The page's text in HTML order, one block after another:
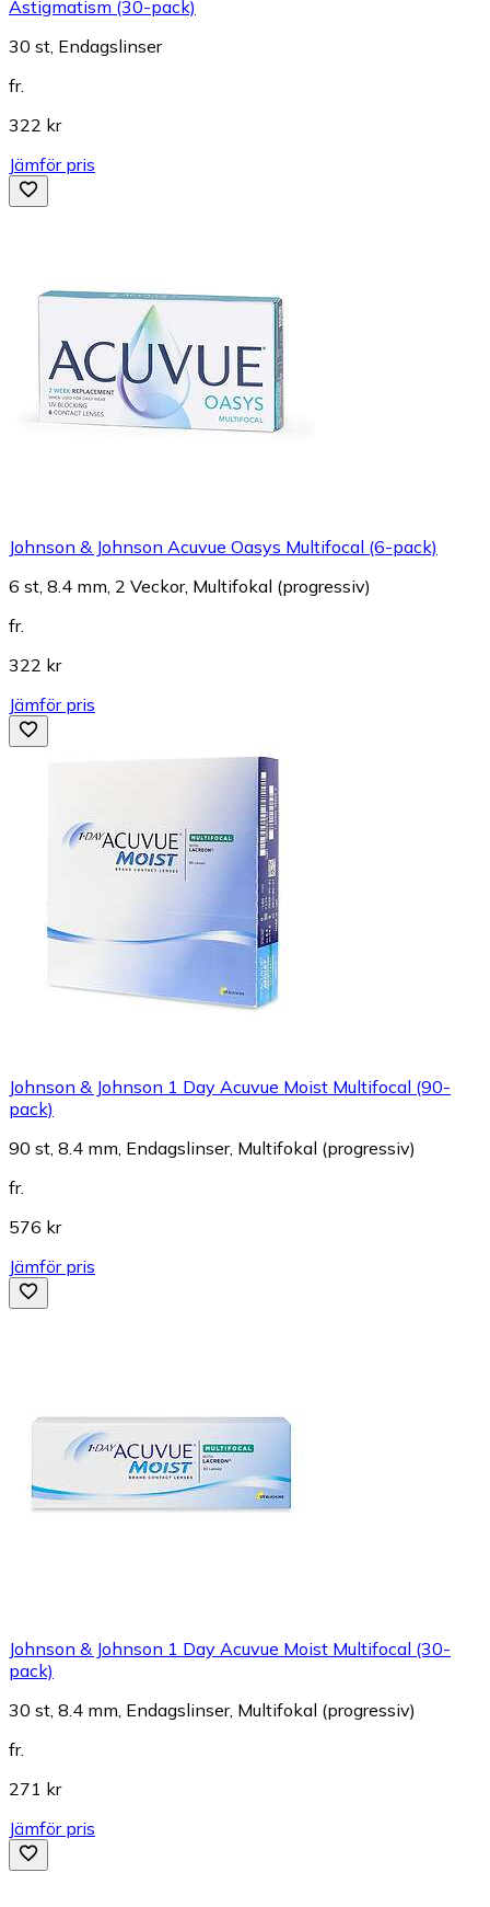
Astigmatism (30-pack)
30 st, Endagslinser
fr.
322 kr
Jämför pris
Johnson & Johnson Acuvue Oasys Multifocal (6-pack)
6 st, 8.4 mm, 2 Veckor, Multifokal (progressiv)
fr.
322 kr
Jämför pris
Johnson & Johnson 1 Day Acuvue Moist Multifocal (90-
pack)
90 st, 8.4 mm, Endagslinser, Multifokal (progressiv)
fr.
576 kr
Jämför pris
Johnson & Johnson 1 Day Acuvue Moist Multifocal (30-
pack)
30 st, 8.4 mm, Endagslinser, Multifokal (progressiv)
fr.
271 kr
Jämför pris